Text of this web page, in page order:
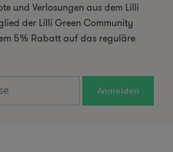
und Verlosungen aus dem Lilli
der Lilli Green Community
5% Rabatt auf das reguläre